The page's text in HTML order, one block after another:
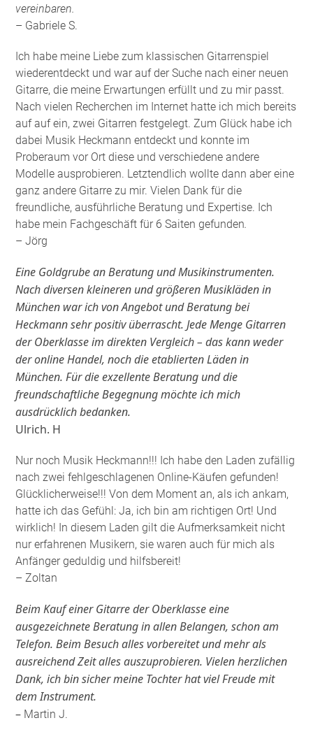
vereinbaren.
– Gabriele S.
Ich habe meine Liebe zum klassischen Gitarrenspiel
wiederentdeckt und war auf der Suche nach einer neuen
Gitarre, die meine Erwartungen erfüllt und zu mir passt.
Nach vielen Recherchen im Internet hatte ich mich bereits
auf auf ein, zwei Gitarren festgelegt. Zum Glück habe ich
dabei Musik Heckmann entdeckt und konnte im
Proberaum vor Ort diese und verschiedene andere
Modelle ausprobieren. Letztendlich wollte dann aber eine
ganz andere Gitarre zu mir. Vielen Dank für die
freundliche, ausführliche Beratung und Expertise. Ich
habe mein Fachgeschäft für 6 Saiten gefunden.
– Jörg
Eine Goldgrube an Beratung und Musikinstrumenten.
Nach diversen kleineren und größeren Musikläden in
München war ich von Angebot und Beratung bei
Heckmann sehr positiv überrascht. Jede Menge Gitarren
der Oberklasse im direkten Vergleich – das kann weder
der online Handel, noch die etablierten Läden in
München. Für die exzellente Beratung und die
freundschaftliche Begegnung möchte ich mich
ausdrücklich bedanken.
Ulrich. H
Nur noch Musik Heckmann!!! Ich habe den Laden zufällig
nach zwei fehlgeschlagenen Online-Käufen gefunden!
Glücklicherweise!!! Von dem Moment an, als ich ankam,
hatte ich das Gefühl: Ja, ich bin am richtigen Ort! Und
wirklich! In diesem Laden gilt die Aufmerksamkeit nicht
nur erfahrenen Musikern, sie waren auch für mich als
Anfänger geduldig und hilfsbereit!
– Zoltan
Beim Kauf einer Gitarre der Oberklasse eine
ausgezeichnete Beratung in allen Belangen, schon am
Telefon. Beim Besuch alles vorbereitet und mehr als
ausreichend Zeit alles auszuprobieren. Vielen herzlichen
Dank, ich bin sicher meine Tochter hat viel Freude mit
dem Instrument.
– Martin J.